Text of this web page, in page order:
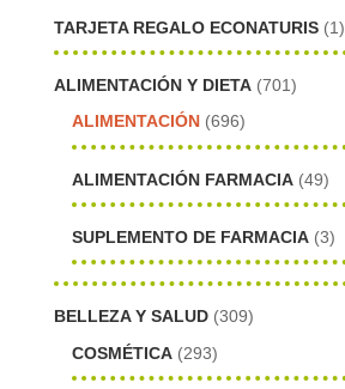
TARJETA REGALO ECONATURIS (1)
ALIMENTACIÓN Y DIETA (701)
ALIMENTACIÓN (696)
ALIMENTACIÓN FARMACIA (49)
SUPLEMENTO DE FARMACIA (3)
BELLEZA Y SALUD (309)
COSMÉTICA (293)